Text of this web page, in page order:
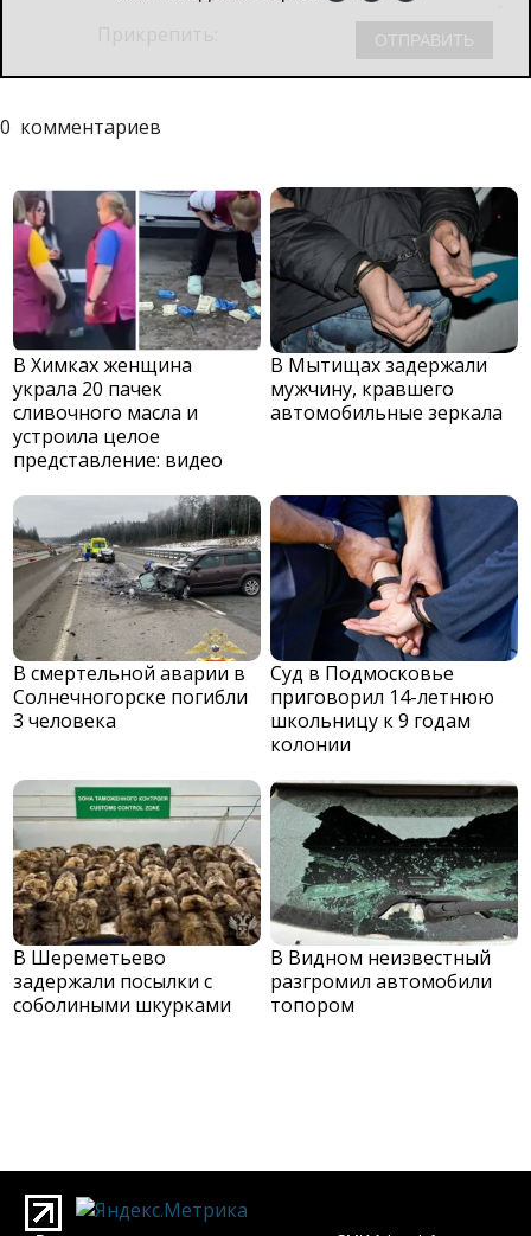
0 комментариев
В Химках женщина
украла 20 пачек
сливочного масла и
устроила целое
представление: видео
В Мытищах задержали
мужчину, кравшего
автомобильные зеркала
В смертельной аварии в
Солнечногорске погибли
3 человека
Суд в Подмосковье
приговорил 14-летнюю
школьницу к 9 годам
колонии
В Шереметьево
задержали посылки с
соболиными шкурками
В Видном неизвестный
разгромил автомобили
топором